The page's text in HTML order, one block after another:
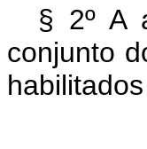
§ 2º A
conjunto